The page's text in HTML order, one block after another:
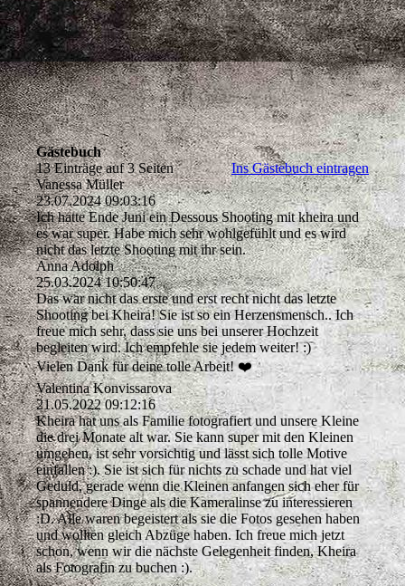
Gästebuch
13 Einträge auf 3 Seiten
Ins Gästebuch eintragen
Vanessa Müller
23.07.2024 09:03:16
Ich hatte Ende Juni ein Dessous Shooting mit kheira und
es war super. Habe mich sehr wohlgefühlt und es wird
nicht das letzte Shooting mit ihr sein.
Anna Adolph
25.03.2024 10:50:47
Das war nicht das erste und erst recht nicht das letzte
Shooting bei Kheira! Sie ist so ein Herzensmensch.. Ich
freue mich sehr, dass sie uns bei unserer Hochzeit
begleiten wird. Ich empfehle sie jedem weiter! :)
Vielen Dank für deine tolle Arbeit! ❤️
Valentina Konvissarova
21.05.2022 09:12:16
Kheira hat uns als Familie fotografiert und unsere Kleine
die drei Monate alt war. Sie kann super mit den Kleinen
umgehen, ist sehr vorsichtig und lässt sich tolle Motive
einfallen :). Sie ist sich für nichts zu schade und hat viel
Geduld, gerade wenn die Kleinen anfangen sich eher für
spannendere Dinge als die Kameralinse zu interessieren
:D. Alle waren begeistert als sie die Fotos gesehen haben
und wollten gleich Abzüge haben. Ich freue mich jetzt
schon, wenn wir die nächste Gelegenheit finden, Kheira
als Fotografin zu buchen :).